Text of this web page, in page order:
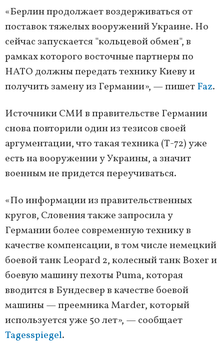
«Берлин продолжает воздерживаться от
поставок тяжелых вооружений Украине. Но
сейчас запускается "кольцевой обмен", в
рамках которого восточные партнеры по
НАТО должны передать технику Киеву и
получить замену из Германии», — пишетFaz.
Источники СМИ в правительстве Германии
снова повторили один из тезисов своей
аргументации, что такая техника (Т-72) уже
есть на вооружении у Украины, а значит
военным не придется переучиваться.
«По информации из правительственных
кругов, Словения также запросила у
Германии более современную технику в
качестве компенсации, в том числе немецкий
боевой танк Leopard 2, колесный танк Boxer и
боевую машину пехоты Puma, которая
вводится в Бундесвер в качестве боевой
машины — преемника Marder, который
используется уже 50 лет», — сообщает
Tagesspiegel.